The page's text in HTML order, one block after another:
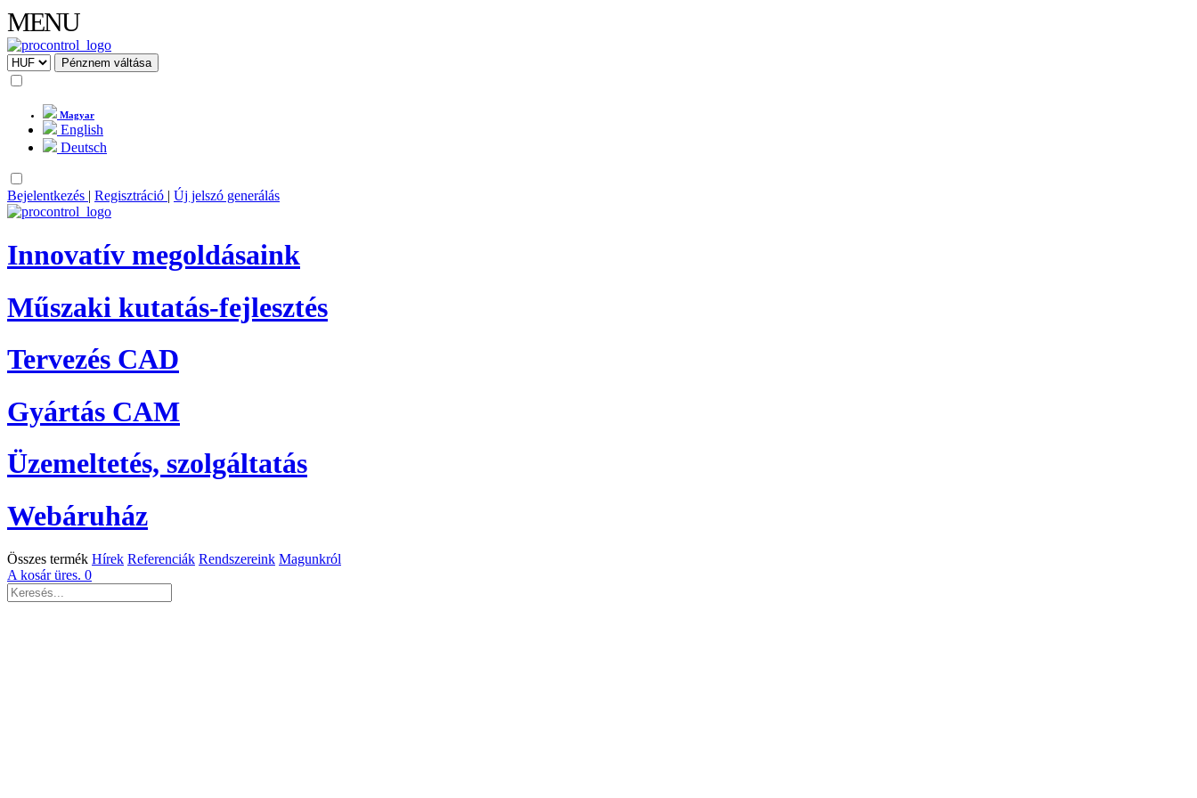
MENU
Magyar
English
Deutsch
Bejelentkezés | Regisztráció | Új jelszó generálás
Innovatív megoldásaink
Műszaki kutatás-fejlesztés
Tervezés CAD
Gyártás CAM
Üzemeltetés, szolgáltatás
Webáruház
Összes termék Hírek Referenciák Rendszereink Magunkról
A kosár üres. 0